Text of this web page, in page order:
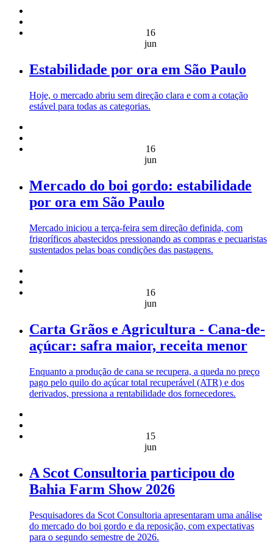
16
jun
Estabilidade por ora em São Paulo
Hoje, o mercado abriu sem direção clara e com a cotação
estável para todas as categorias.
16
jun
Mercado do boi gordo: estabilidade
por ora em São Paulo
Mercado iniciou a terça-feira sem direção definida, com
frigoríficos abastecidos pressionando as compras e pecuaristas
sustentados pelas boas condições das pastagens.
16
jun
Carta Grãos e Agricultura - Cana-de-
açúcar: safra maior, receita menor
Enquanto a produção de cana se recupera, a queda no preço
pago pelo quilo do açúcar total recuperável (ATR) e dos
derivados, pressiona a rentabilidade dos fornecedores.
15
jun
A Scot Consultoria participou do
Bahia Farm Show 2026
Pesquisadores da Scot Consultoria apresentaram uma análise
do mercado do boi gordo e da reposição, com expectativas
para o segundo semestre de 2026.